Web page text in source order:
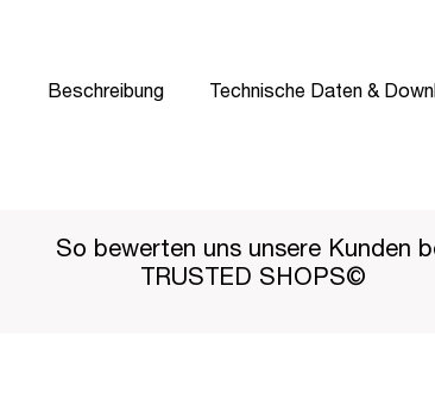
Beschreibung Technische Daten &
So bewerten uns unsere Kunden
TRUSTED SHOPS©